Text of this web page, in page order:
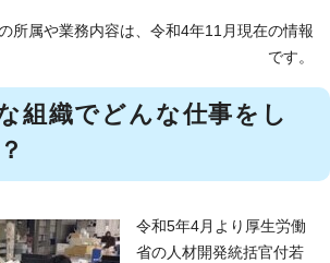
所属や業務内容は、令和4年11月現在の情報
です。
組織でどんな仕事をし
令和5年4月より厚生労働
省の人材開発統括官付若